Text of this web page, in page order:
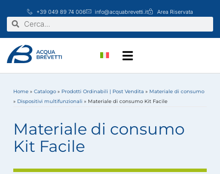
contenuto
+39 049 89 74 006 info@acquabrevetti.it Area Riservata
Cerca Cerca
Home »Catalogo » Prodotti Ordinabili | Post Vendita » Materiale di consumo
» Dispositivi multifunzionali » Materiale di consumo Kit Facile
Materiale di consumo
Kit Facile